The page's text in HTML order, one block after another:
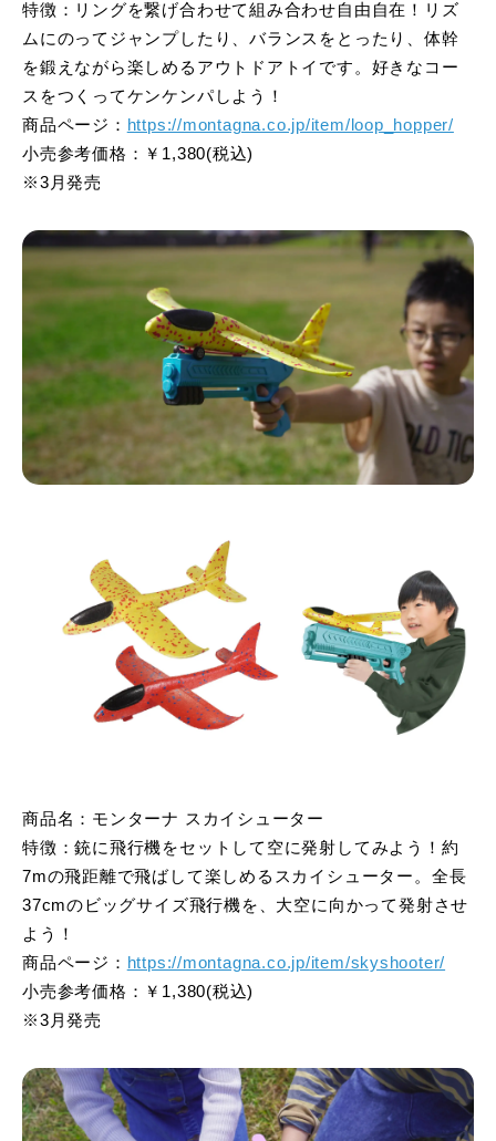
特徴：リングを繋げ合わせて組み合わせ自由自在！リズ
ムにのってジャンプしたり、バランスをとったり、体幹
を鍛えながら楽しめるアウトドアトイです。好きなコー
スをつくってケンケンパしよう！
商品ページ： https://montagna.co.jp/item/loop_hopper/
小売参考価格：￥1,380(税込)
※3月発売
商品名：モンターナ スカイシューター
特徴：銃に飛行機をセットして空に発射してみよう！約
7mの飛距離で飛ばして楽しめるスカイシューター。全長
37cmのビッグサイズ飛行機を、大空に向かって発射させ
よう！
商品ページ： https://montagna.co.jp/item/skyshooter/
小売参考価格：￥1,380(税込)
※3月発売